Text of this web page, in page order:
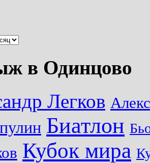
в Одинцово
Легков
Биатлон
Кубок мира